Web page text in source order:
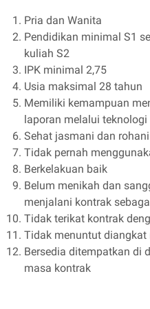
Pria dan Wanita
Pendidikan minimal S1
kuliah S2
IPK minimal 2,75
Usia maksimal 28 tahun
Memiliki kemampuan
laporan melalui
Sehat jasmani dan rohani
Tidak pernah
Berkelakuan baik
Belum menikah dan
menjalani kontrak
Tidak terikat kontrak
Tidak menuntut diangkat
Bersedia ditempatkan di
masa kontrak